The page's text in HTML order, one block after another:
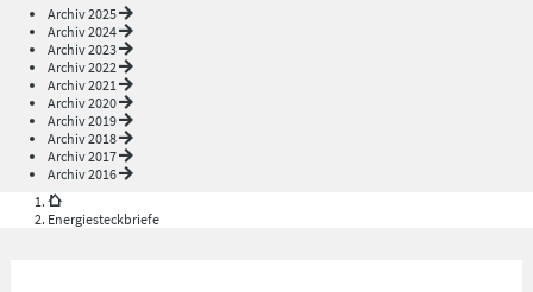
Archiv 2025
Archiv 2024
Archiv 2023
Archiv 2022
Archiv 2021
Archiv 2020
Archiv 2019
Archiv 2018
Archiv 2017
Archiv 2016
Energiesteckbriefe